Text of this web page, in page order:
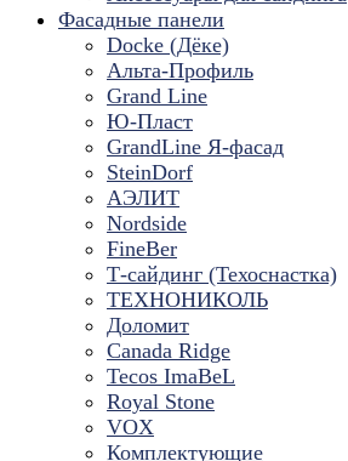
Фасадные панели
Docke (Дёке)
Альта-Профиль
Grand Line
Ю-Пласт
GrandLine Я-фасад
SteinDorf
АЭЛИТ
Nordside
FineBer
Т-сайдинг (Техоснастка)
ТЕХНОНИКОЛЬ
Доломит
Canada Ridge
Tecos ImaBeL
Royal Stone
VOX
Комплектующие